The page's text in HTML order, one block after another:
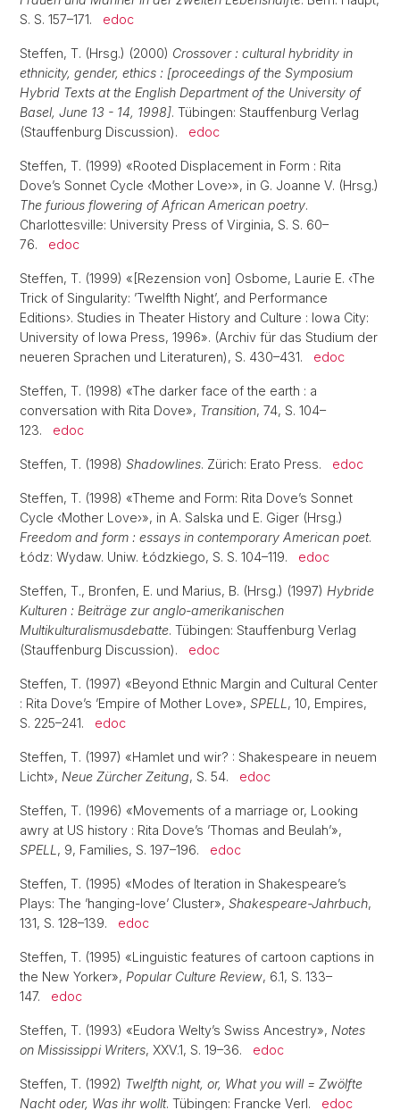
S. S. 157–171. edoc
Steffen, T. (Hrsg.) (2000) Crossover : cultural hybridity in
ethnicity, gender, ethics : [proceedings of the Symposium
Hybrid Texts at the English Department of the University of
Basel, June 13 - 14, 1998]. Tübingen: Stauffenburg Verlag
(Stauffenburg Discussion). edoc
Steffen, T. (1999) «Rooted Displacement in Form : Rita
Dove’s Sonnet Cycle ‹Mother Love›», in G. Joanne V. (Hrsg.)
The furious flowering of African American poetry.
Charlottesville: University Press of Virginia, S. S. 60–
76. edoc
Steffen, T. (1999) «[Rezension von] Osbome, Laurie E. ‹The
Trick of Singularity: ’Twelfth Night’, and Performance
Editions›. Studies in Theater History and Culture : Iowa City:
University of Iowa Press, 1996». (Archiv für das Studium der
neueren Sprachen und Literaturen), S. 430–431. edoc
Steffen, T. (1998) «The darker face of the earth : a
conversation with Rita Dove», Transition, 74, S. 104–
123. edoc
Steffen, T. (1998) Shadowlines. Zürich: Erato Press. edoc
Steffen, T. (1998) «Theme and Form: Rita Dove’s Sonnet
Cycle ‹Mother Love›», in A. Salska und E. Giger (Hrsg.)
Freedom and form : essays in contemporary American poet.
Łódz: Wydaw. Uniw. Łódzkiego, S. S. 104–119. edoc
Steffen, T., Bronfen, E. und Marius, B. (Hrsg.) (1997) Hybride
Kulturen : Beiträge zur anglo-amerikanischen
Multikulturalismusdebatte. Tübingen: Stauffenburg Verlag
(Stauffenburg Discussion). edoc
Steffen, T. (1997) «Beyond Ethnic Margin and Cultural Center
: Rita Dove’s ’Empire of Mother Love», SPELL , 10, Empires,
S. 225–241. edoc
Steffen, T. (1997) «Hamlet und wir? : Shakespeare in neuem
Licht», Neue Zürcher Zeitung, S. 54. edoc
Steffen, T. (1996) «Movements of a marriage or, Looking
awry at US history : Rita Dove’s ’Thomas and Beulah’»,
SPELL , 9, Families, S. 197–196. edoc
Steffen, T. (1995) «Modes of Iteration in Shakespeare’s
Plays: The ’hanging-love’ Cluster», Shakespeare-Jahrbuch,
131, S. 128–139. edoc
Steffen, T. (1995) «Linguistic features of cartoon captions in
the New Yorker», Popular Culture Review, 6.1, S. 133–
147. edoc
Steffen, T. (1993) «Eudora Welty’s Swiss Ancestry», Notes
on Mississippi Writers, XXV.1, S. 19–36. edoc
Steffen, T. (1992) Twelfth night, or, What you will = Zwölfte
Nacht oder, Was ihr wollt. Tübingen: Francke Verl. edoc